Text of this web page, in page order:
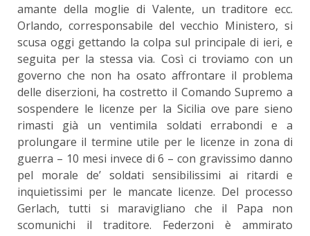
amante della moglie di Valente, un traditore ecc.
Orlando, corresponsabile del vecchio Ministero, si
scusa oggi gettando la colpa sul principale di ieri, e
seguita per la stessa via. Così ci troviamo con un
governo che non ha osato affrontare il problema
delle diserzioni, ha costretto il Comando Supremo a
sospendere le licenze per la Sicilia ove pare sieno
rimasti già un ventimila soldati errabondi e a
prolungare il termine utile per le licenze in zona di
guerra – 10 mesi invece di 6 – con gravissimo danno
pel morale de’ soldati sensibilissimi ai ritardi e
inquietissimi per le mancate licenze. Del processo
Gerlach, tutti si maravigliano che il Papa non
scomunichi il traditore. Federzoni è ammirato